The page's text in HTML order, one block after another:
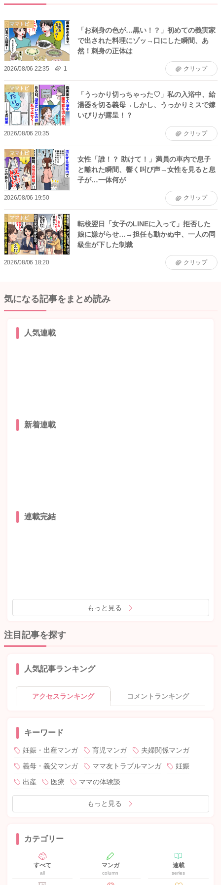
ママトピ
「お刺身の色が…黒い！？」初めての義実家
で出された料理にゾッ→口にした瞬間、あ
然！刺身の正体は
2026/08/06 22:35 1 クリップ
ママトピ
「うっかり切っちゃった♡」私の入浴中、給
湯器を切る義母→しかし、うっかりミスで嫁
いびりが露呈！？
2026/08/06 20:35 クリップ
ママトピ
女性「誰！？ 助けて！」満員の車内で息子
と離れた瞬間、響く叫び声→女性を見ると息
子が…一体何が
2026/08/06 19:50 クリップ
ママトピ
転校翌日「女子のLINEに入って」拒否した
娘に嫌がらせ…→担任も動かぬ中、一人の同
級生が下した制裁
2026/08/06 18:20 クリップ
気になる記事をまとめ読み
人気連載
新着連載
連載完結
もっと見る
注目記事を探す
人気記事ランキング
アクセスランキング コメントランキング
キーワード
妊娠・出産マンガ 育児マンガ
夫婦関係マンガ
義母・義父マンガ
ママ友トラブルマンガ
妊娠
出産
医療 ママの体験談
もっと見る
カテゴリー
すべて
all
マンガ
column
連載
series